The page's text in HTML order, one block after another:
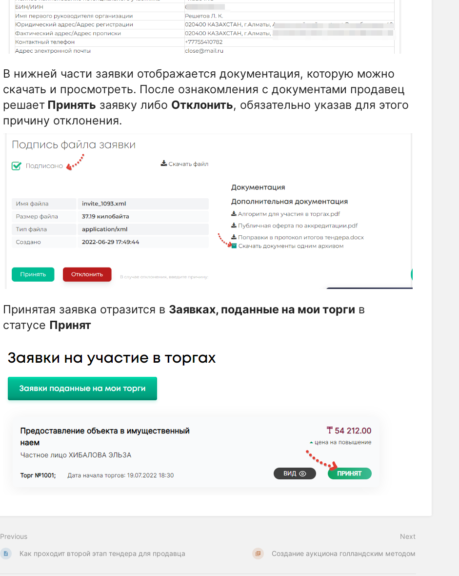
В нижней части заявки отображается документация, которую можно
скачать и просмотреть. После ознакомления с документами продавец
решает Принять заявку либо Отклонить, обязательно указав для этого
причину отклонения.
Принятая заявка отразится в Заявках, поданные на мои торги в
статусе Принят
Previous
Как проходит второй этап тендера для продавца
Next
Создание аукциона голландским методом